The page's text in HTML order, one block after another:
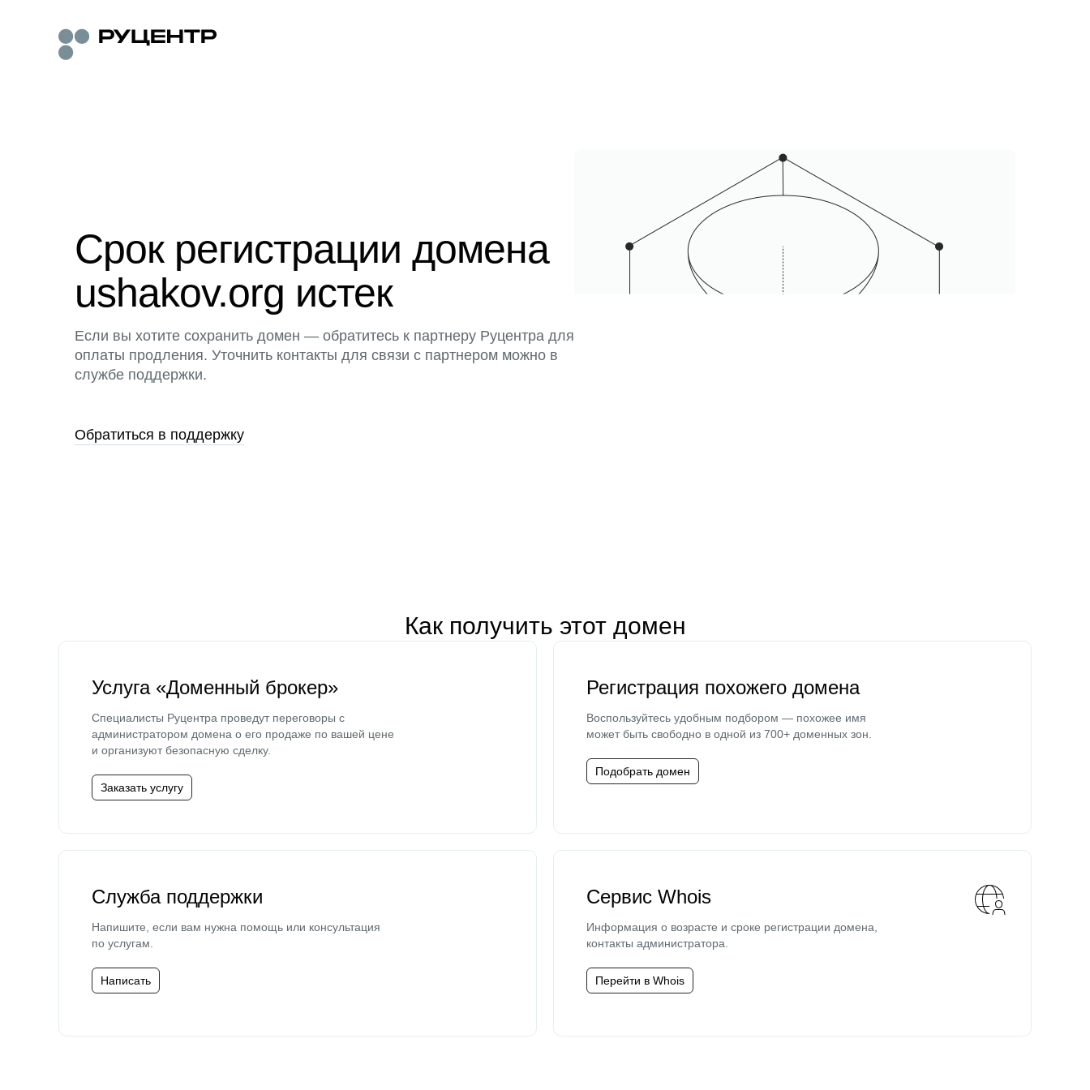
Срок регистрации домена
ushakov.org истек
Если вы хотите сохранить домен — обратитесь к партнеру Руцентра для
оплаты продления. Уточнить контакты для связи с партнером можно в
службе поддержки.
Обратиться в поддержку
Как получить этот домен
Услуга «Доменный брокер»
Специалисты Руцентра проведут переговоры с
администратором домена о его продаже по вашей цене
и организуют безопасную сделку.
Заказать услугу
Регистрация похожего домена
Воспользуйтесь удобным подбором — похожее имя
может быть свободно в одной из 700+ доменных зон.
Подобрать домен
Служба поддержки
Напишите, если вам нужна помощь или консультация
по услугам.
Написать
Сервис Whois
Информация о возрасте и сроке регистрации домена,
контакты администратора.
Перейти в Whois